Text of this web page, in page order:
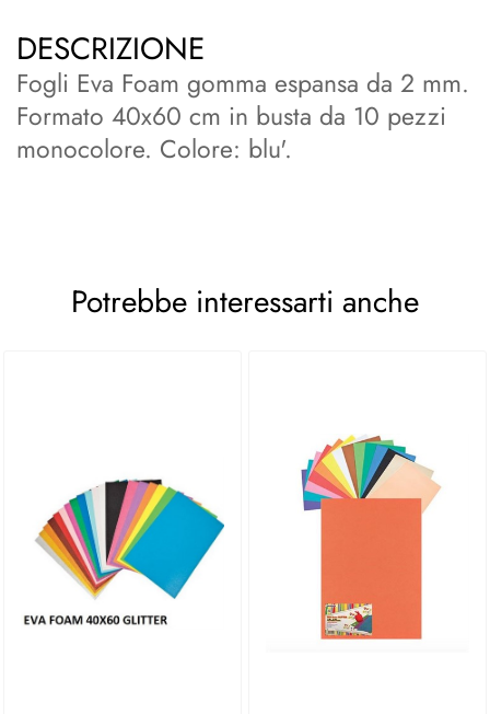
DESCRIZIONE
Fogli Eva Foam gomma espansa da 2 mm.
Formato 40x60 cm in busta da 10 pezzi
monocolore. Colore: blu'.
Potrebbe interessarti anche